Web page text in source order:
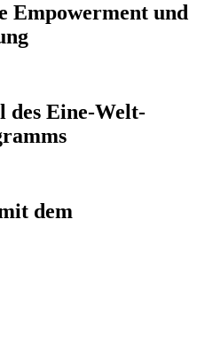
Empowerment und
des Eine-Welt-
dem